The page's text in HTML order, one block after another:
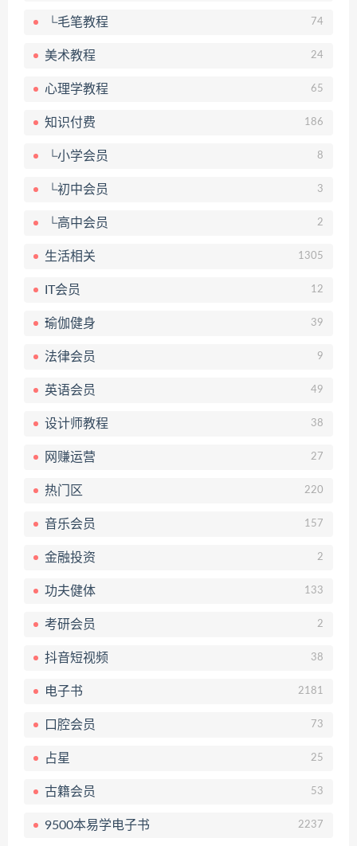
└毛笔教程 74
美术教程 24
心理学教程 65
知识付费 186
└小学会员 8
└初中会员 3
└高中会员 2
生活相关 1305
IT会员 12
瑜伽健身 39
法律会员 9
英语会员 49
设计师教程 38
网赚运营 27
热门区 220
音乐会员 157
金融投资 2
功夫健体 133
考研会员 2
抖音短视频 38
电子书 2181
口腔会员 73
占星 25
古籍会员 53
9500本易学电子书 2237